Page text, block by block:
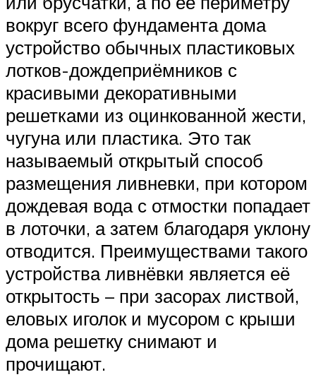
вокруг всего фундамента дома
устройство обычных пластиковых
лотков-дождеприёмников с
красивыми декоративными
решетками из оцинкованной жести,
чугуна или пластика. Это так
называемый открытый способ
размещения ливневки, при котором
дождевая вода с отмостки попадает
в лоточки, а затем благодаря уклону
отводится. Преимуществами такого
устройства ливнёвки является её
открытость – при засорах листвой,
еловых иголок и мусором с крыши
дома решетку снимают и
прочищают.